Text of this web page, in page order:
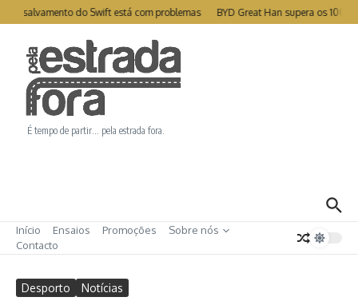
Ir para o conteúdo
de salvamento do Swift está com problemas BYD Great Han supera os
É tempo de partir… pela estrada fora.
Início Ensaios Promoções
Sobre nós
Contacto
Desporto Notícias